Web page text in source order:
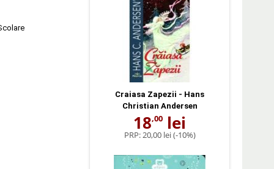
Craiasa Zapezii - Hans
Christian Andersen
18,00 lei
PRP:20,00 lei(-10%)